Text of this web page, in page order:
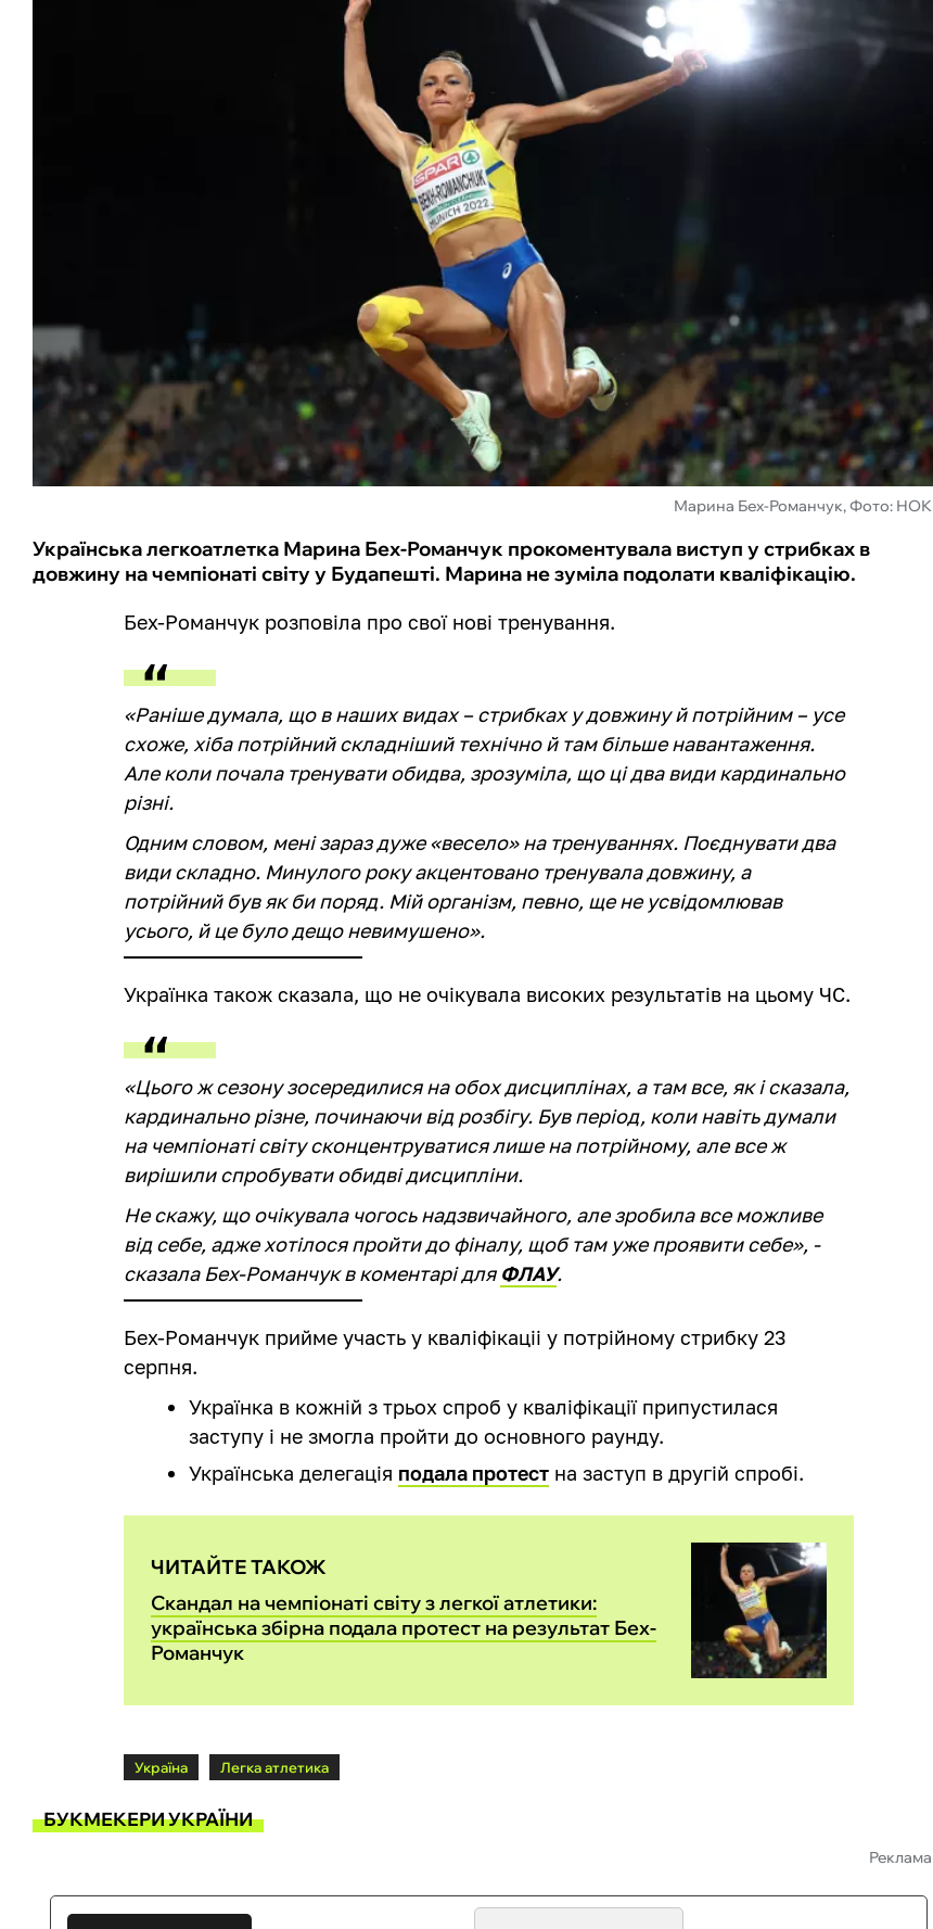
Марина Бех-Романчук, Фото: НОК
Українська легкоатлетка Марина Бех-Романчук прокоментувала виступ у стрибках в
довжину на чемпіонаті світу у Будапешті. Марина не зуміла подолати кваліфікацію.
Бех-Романчук розповіла про свої нові тренування.
«Раніше думала, що в наших видах – стрибках у довжину й потрійним – усе
схоже, хіба потрійний складніший технічно й там більше навантаження.
Але коли почала тренувати обидва, зрозуміла, що ці два види кардинально
різні.
Одним словом, мені зараз дуже «весело» на тренуваннях. Поєднувати два
види складно. Минулого року акцентовано тренувала довжину, а
потрійний був як би поряд. Мій організм, певно, ще не усвідомлював
усього, й це було дещо невимушено».
Українка також сказала, що не очікувала високих результатів на цьому ЧС.
«Цього ж сезону зосередилися на обох дисциплінах, а там все, як і сказала,
кардинально різне, починаючи від розбігу. Був період, коли навіть думали
на чемпіонаті світу сконцентруватися лише на потрійному, але все ж
вирішили спробувати обидві дисципліни.
Не скажу, що очікувала чогось надзвичайного, але зробила все можливе
від себе, адже хотілося пройти до фіналу, щоб там уже проявити себе», -
сказала Бех-Романчук в коментарі для ФЛАУ.
Бех-Романчук прийме участь у кваліфікаціі у потрійному стрибку 23
серпня.
Українка в кожній з трьох спроб у кваліфікації припустилася
заступу і не змогла пройти до основного раунду.
Українська делегація подала протест на заступ в другій спробі.
ЧИТАЙТЕ ТАКОЖ
Скандал на чемпіонаті світу з легкої атлетики:
українська збірна подала протест на результат Бех-
Романчук
Україна Легка атлетика
БУКМЕКЕРИ УКРАЇНИ
Реклама